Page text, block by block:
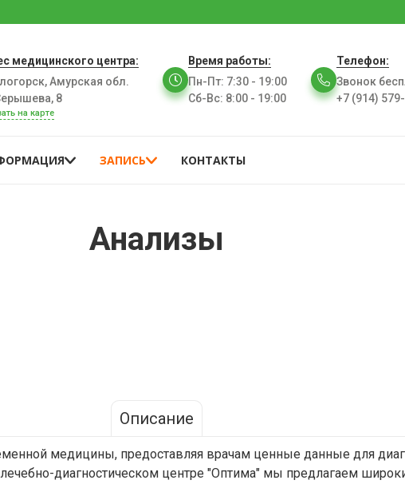
медицинского центра:
Амурская обл.
8
на карте
Время работы:
Пн-Пт: 7:30 - 19:00
Сб-Вс: 8:00 - 19:00
Телефон:
Звонок
+7 (914)
ЗАПИСЬ КОНТАКТЫ
Анализы
Описание
медицины, предоставляя врачам ценные данные для
диагностическом центре "Оптима" мы предлагаем